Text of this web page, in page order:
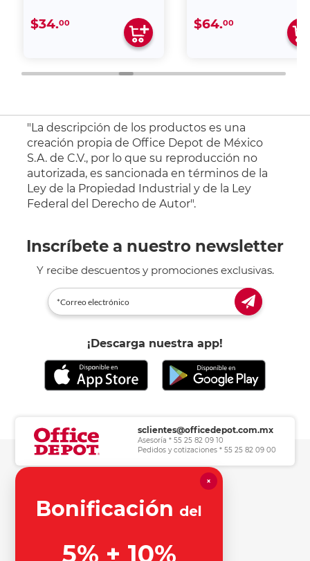
$34.00 $64.00
"La descripción de los productos es una
creación propia de Office Depot de México
S.A. de C.V., por lo que su reproducción no
autorizada, es sancionada en términos de la
Ley de la Propiedad Industrial y de la Ley
Federal del Derecho de Autor".
Inscríbete a nuestro newsletter
Y recibe descuentos y promociones exclusivas.
¡Descarga nuestra app!
sclientes@officedepot.com.mx
Asesoría * 55 25 82 09 10
Pedidos y cotizaciones * 55 25 82 09 00
Herramientas de consulta
×
Bonificación del
5% + 10%